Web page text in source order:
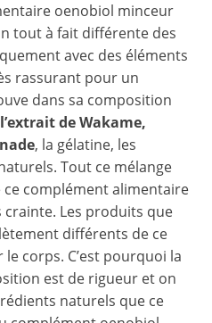
oenobiol minceur
tout à fait différente des
avec des éléments
rassurant pour un
dans sa composition
l’extrait de Wakame,
, la gélatine, les
Tout ce mélange
complément alimentaire
Les produits que
différents de ce
corps. C’est pourquoi la
est de rigueur et on
naturels que ce